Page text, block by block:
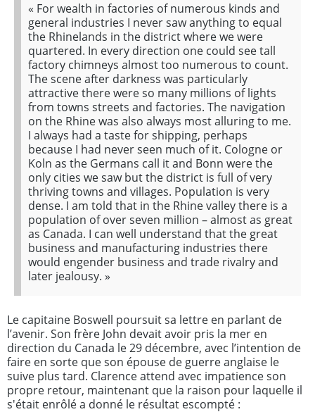
« For wealth in factories of numerous kinds and
general industries I never saw anything to equal
the Rhinelands in the district where we were
quartered. In every direction one could see tall
factory chimneys almost too numerous to count.
The scene after darkness was particularly
attractive there were so many millions of lights
from towns streets and factories. The navigation
on the Rhine was also always most alluring to me.
I always had a taste for shipping, perhaps
because I had never seen much of it. Cologne or
Koln as the Germans call it and Bonn were the
only cities we saw but the district is full of very
thriving towns and villages. Population is very
dense. I am told that in the Rhine valley there is a
population of over seven million – almost as great
as Canada. I can well understand that the great
business and manufacturing industries there
would engender business and trade rivalry and
later jealousy. »
Le capitaine Boswell poursuit sa lettre en parlant de
l’avenir. Son frère John devait avoir pris la mer en
direction du Canada le 29 décembre, avec l’intention de
faire en sorte que son épouse de guerre anglaise le
suive plus tard. Clarence attend avec impatience son
propre retour, maintenant que la raison pour laquelle il
s'était enrôlé a donné le résultat escompté :